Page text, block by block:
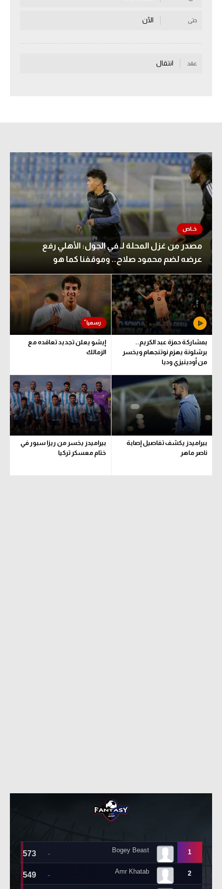
كرة السلة الأمريكية
كرة سلة
كرة يد
كرة طائرة
الوطن العربي
في المونديال
آسيا
أمريكا
ركن الألعاب
أقسام خاصة
Gamers
ميركاتو
تحقيق في الجول
تقرير في الجول
تحليل في الجول
حتى الآن
عقد انتقال
مصدر من غزل المحلة لـ في الجول: الأهلي رفع
عرضه لضم محمود صلاح.. وموقفنا كما هو
بمشاركة حمزة عبد الكريم..
برشلونة يهزم نوتنجهام ويخسر
من أودينيزي وديا
إيشو يعلن تجديد تعاقده مع
الزمالك
بيراميدز يكشف تفاصيل إصابة
ناصر ماهر
بيراميدز يخسر من ريزا سبور في
ختام معسكر تركيا